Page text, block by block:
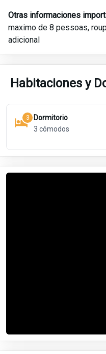
Otras informaciones
maximo de 8 pessoas,
adicional
Habitaciones y
3
Dormitorio
3 cômodos